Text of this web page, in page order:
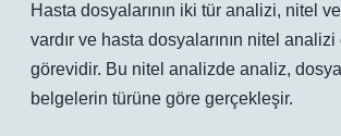
Hasta dosyalarının iki tür analizi, nitel
vardır ve hasta dosyalarının nitel
görevidir. Bu nitel analizde analiz,
belgelerin türüne göre gerçekleşir.